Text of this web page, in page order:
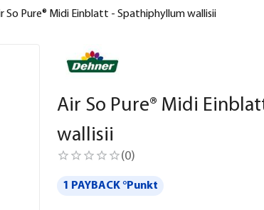
So Pure® Midi Einblatt - Spathiphyllum wallisii
Air So Pure® Midi
wallisii
(0)
1 PAYBACK °Punkt